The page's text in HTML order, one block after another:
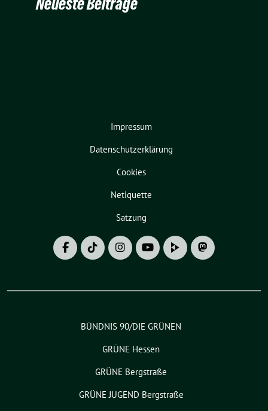
Impressum
Datenschutzerklärung
Cookies
Netiquette
Satzung
BÜNDNIS 90/DIE GRÜNEN
GRÜNE Hessen
GRÜNE Bergstraße
GRÜNE JUGEND Bergstraße